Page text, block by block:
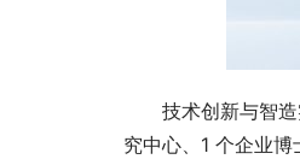
技术创新与智
究中心、1 个企业